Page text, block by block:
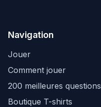
Navigation
Jouer
Comment jouer
200 meilleures questions
Boutique T-shirts